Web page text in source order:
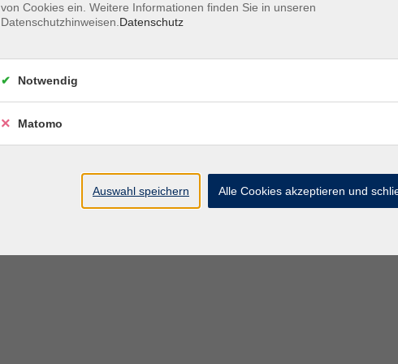
9:00 - 12:30 Uhr &
Freitag
von Cookies ein. Weitere Informationen finden Sie in unseren
Datenschutzhinweisen. Datenschutz
Notwendig
Matomo
Auswahl speichern Alle Cookies akzeptieren und